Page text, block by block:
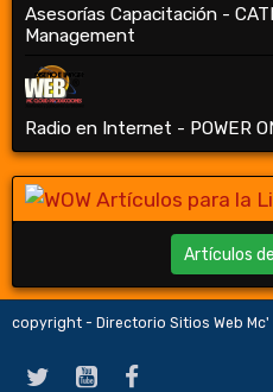
Asesorías Capacitación -
Management
Radio en Internet - POWER
Artículos
copyright - Directorio Sitios Web Mc'